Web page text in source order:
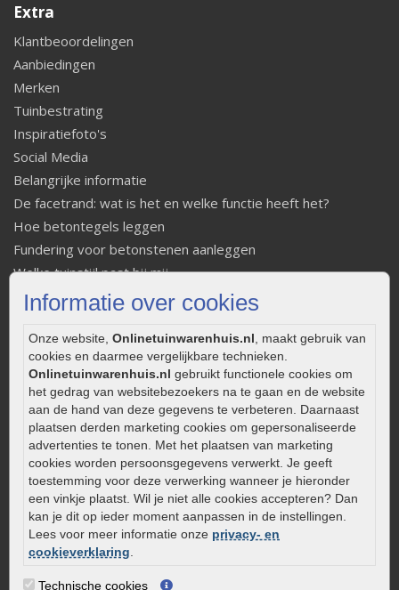
Informatie over cookies
Onze website, Onlinetuinwarenhuis.nl, maakt gebruik van
cookies en daarmee vergelijkbare technieken.
Onlinetuinwarenhuis.nl gebruikt functionele cookies om
het gedrag van websitebezoekers na te gaan en de website
aan de hand van deze gegevens te verbeteren. Daarnaast
plaatsen derden marketing cookies om gepersonaliseerde
advertenties te tonen. Met het plaatsen van marketing
cookies worden persoonsgegevens verwerkt. Je geeft
toestemming voor deze verwerking wanneer je hieronder
een vinkje plaatst. Wil je niet alle cookies accepteren? Dan
kan je dit op ieder moment aanpassen in de instellingen.
Lees voor meer informatie onze privacy- en
cookieverklaring.
Technische cookies
Extra
Klantbeoordelingen
Aanbiedingen
Merken
Tuinbestrating
Inspiratiefoto's
Social Media
Belangrijke informatie
De facetrand: wat is het en welke functie heeft het?
Hoe betontegels leggen
Fundering voor betonstenen aanleggen
Welke tuinstijl past bij mij
Strakke tuin inrichten
Onderhoud van gebakken bestrating
Aanlegtips voor gebakken bestrating
Zelf een terras aanleggen
Kleine stadstuin inrichten
0320 – 219170
Kaapstanderweg 41
8243 RB Lelystad
info@onlinetuinwarenhuis.nl
Routebeschrijving